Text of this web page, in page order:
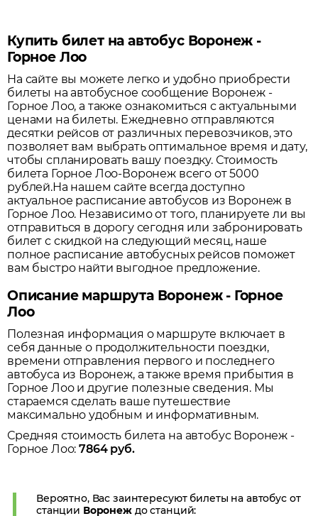
Купить билет на автобус Воронеж -
Горное Лоо
На сайте вы можете легко и удобно приобрести
билеты на автобусное сообщение Воронеж-
Горное Лоо, а также ознакомиться с актуальными
ценами на билеты. Ежедневно отправляются
десятки рейсов от различных перевозчиков, это
позволяет вам выбрать оптимальное время и дату,
чтобы спланировать вашу поездку. Стоимость
билета Горное Лоо-Воронеж всего от 5000
рублей.На нашем сайте всегда доступно
актуальное расписание автобусов из Воронеж в
Горное Лоо. Независимо от того, планируете ли вы
отправиться в дорогу сегодня или забронировать
билет с скидкой на следующий месяц, наше
полное расписание автобусных рейсов поможет
вам быстро найти выгодное предложение.
Описание маршрута Воронеж - Горное
Лоо
Полезная информация о маршруте включает в
себя данные о продолжительности поездки,
времени отправления первого и последнего
автобуса из Воронеж, а также время прибытия в
Горное Лоои другие полезные сведения. Мы
стараемся сделать ваше путешествие
максимально удобным и информативным.
Средняя стоимость билета на автобус Воронеж -
Горное Лоо: 7864руб.
Вероятно, Вас заинтересуют билеты на автобус от
станции Воронеждо станций: